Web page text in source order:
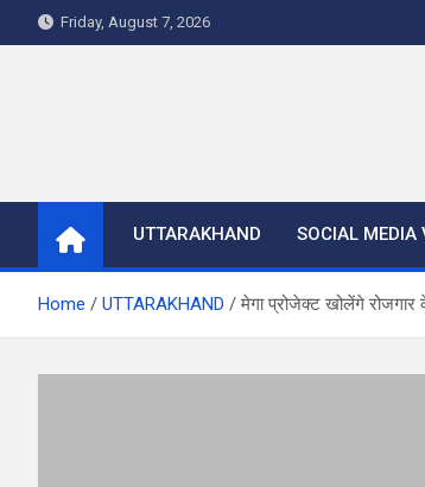
to
Friday, August 7, 2026
UTTARAKHAND SOCIAL MEDIA
Home UTTARAKHAND मेगा प्रोजेक्ट खोलेंगे रोजगार